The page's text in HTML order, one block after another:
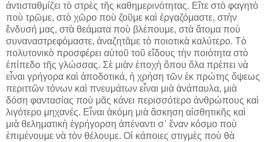
ἀντισταθμίζει τὸ στρὲς τῆς καθημερινότητας. Εἴτε στὸ φαγητὸ
ποὺ τρῶμε, στὸ χῶρο ποὺ ζοῦμε καὶ ἐργαζόμαστε, στὴν
ἔνδυσή μας, στὰ θεάματα ποὺ βλέπουμε, στὰ ἄτομα ποὺ
συναναστρεφόμαστε, ἀναζητᾶμε τὸ ποιοτικὰ καλύτερο. Τὸ
πολυτονικὸ προσφέρει αὐτοῦ τοῦ εἴδους τὴν ποιότητα στὸ
ἐπίπεδο τῆς γλώσσας. Σὲ μιὰν ἐποχὴ ὅπου ὅλα πρέπει νὰ
εἶναι γρήγορα καὶ ἀποδοτικά, ἡ χρήση τῶν ἐκ πρώτης ὄψεως
περιττῶν τόνων καὶ πνευμάτων εἶναι μιὰ ἀνάπαυλα, μιὰ
δόση φαντασίας ποὺ μᾶς κάνει περισσότερο ἀνθρώπους καὶ
λιγότερο μηχανές. Εἶναι ἀκόμη μιὰ ἄσκηση αἰσθητικῆς καὶ
μιὰ θεληματικὴ ἐγρήγορση ἀπέναντι σ᾿ ἕναν κόσμο ποὺ
ἐπιμένουμε νὰ τὸν θέλουμε. Οἱ κάποιες στιγμὲς ποὺ θὰ